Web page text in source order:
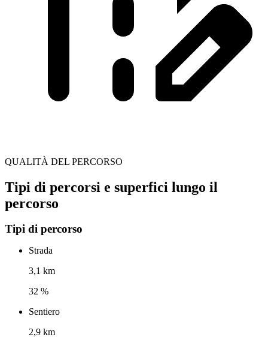
QUALITÀ DEL PERCORSO
Tipi di percorsi e superfici lungo il
percorso
Tipi di percorso
Strada
3,1 km
32 %
Sentiero
2,9 km